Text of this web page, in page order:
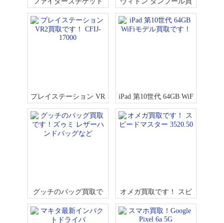
買取販売再開です！
取です！Q1111 本体の
み
プレイステーション VR
2買取です！ CFIJ-17000
iPad 第10世代 64GB WiF
iモデル買取です！
グッチのバッグ買取で
す！ズゥミ レザーハン
ドバッグなど
オメガ買取です！ スピ
ードマスター 3520.50